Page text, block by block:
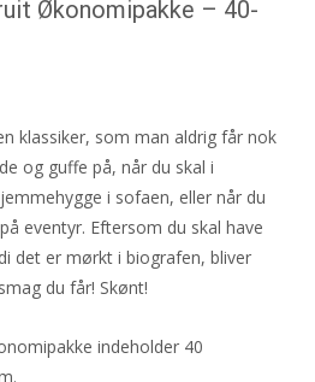
Økonomipakke – 40-
klassiker, som man aldrig får nok
og guffe på, når du skal i
i sofaen, eller når du
eventyr. Eftersom du skal have
det er mørkt i biografen, bliver
du får! Skønt!
indeholder 40